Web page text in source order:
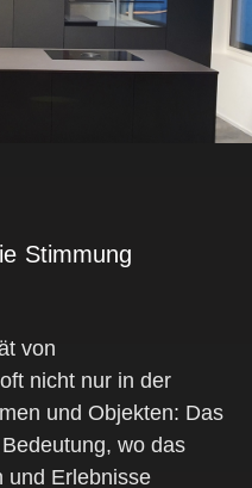
Stimmung
von
nicht nur in der
und Objekten: Das
wo das
und Erlebnisse